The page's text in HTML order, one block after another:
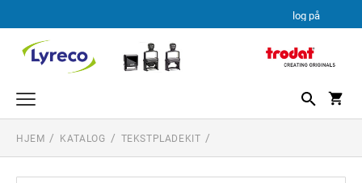
log på
TEKSTSTEMPEL
DATO STEMPLER
HJEM KATALOG TEKSTPLADEKIT